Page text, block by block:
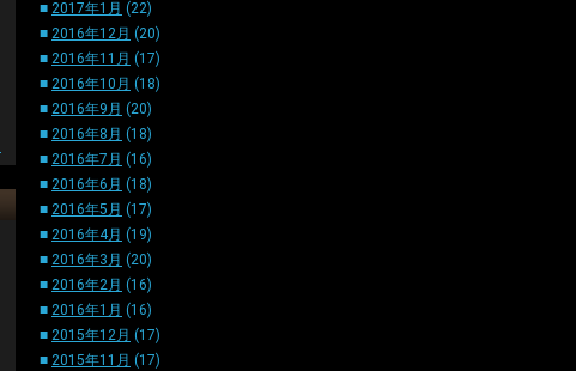
■ 2017年1月 (22)
■ 2016年12月 (20)
■ 2016年11月 (17)
■ 2016年10月 (18)
■ 2016年9月 (20)
■ 2016年8月 (18)
■ 2016年7月 (16)
■ 2016年6月 (18)
■ 2016年5月 (17)
■ 2016年4月 (19)
■ 2016年3月 (20)
■ 2016年2月 (16)
■ 2016年1月 (16)
■ 2015年12月 (17)
■ 2015年11月 (17)